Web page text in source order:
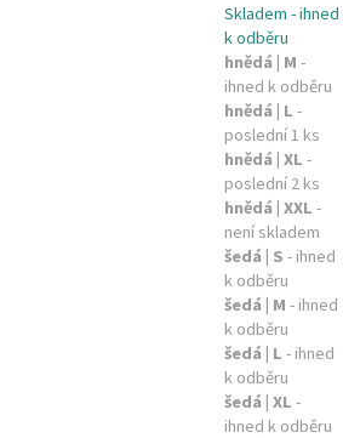
Skladem - ihned
k odběru
hnědá | M -
ihned k odběru
hnědá | L -
poslední 1 ks
hnědá | XL -
poslední 2 ks
hnědá | XXL -
není skladem
šedá | S - ihned
k odběru
šedá | M - ihned
k odběru
šedá | L - ihned
k odběru
šedá | XL -
ihned k odběru